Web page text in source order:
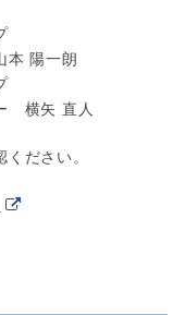
陽一朗
横矢 直人
ださい。